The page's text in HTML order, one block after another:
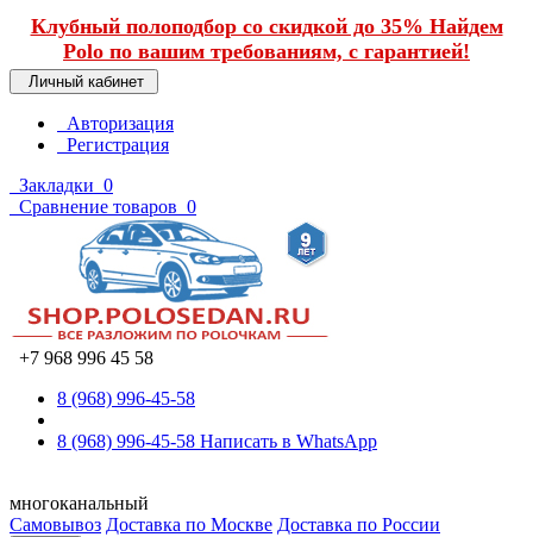
Клубный полоподбор со скидкой до 35% Найдем
Polo по вашим требованиям, с гарантией!
Личный кабинет
Авторизация
Регистрация
Закладки 0
Сравнение товаров 0
+7 968 996 45 58
8 (968) 996-45-58
8 (968) 996-45-58 Написать в WhatsApp
многоканальный
Самовывоз Доставка по Москве Доставка по России